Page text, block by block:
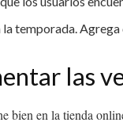
temporada.
las
bien en la tienda